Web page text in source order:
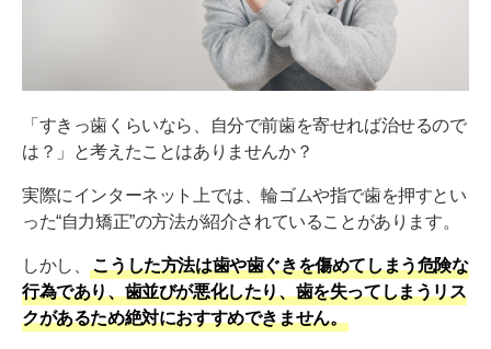
症例①：部分矯正／33万円／4ヶ月
症例②：部分矯正／33万円／3ヶ月
クに相談を
「すきっ歯くらいなら、自分で前歯を寄せれば治せるので
は？」と考えたことはありませんか？
実際にインターネット上では、輪ゴムや指で歯を押すとい
った“自力矯正”の方法が紹介されていることがあります。
しかし、
こうした方法は歯や歯ぐきを傷めてしまう危険な
行為であり、歯並びが悪化したり、歯を失ってしまうリス
クがあるため絶対におすすめできません。